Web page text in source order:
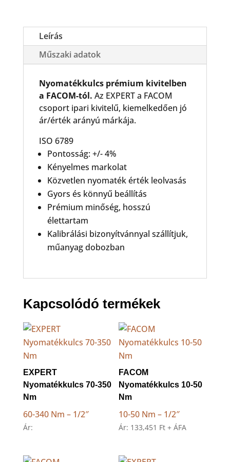
Leírás
Műszaki adatok
Nyomatékkulcs prémium kivitelben
a FACOM-tól. Az EXPERT a FACOM
csoport ipari kivitelű, kiemelkedően jó
ár/érték arányú márkája.
ISO 6789
Pontosság: +/- 4%
Kényelmes markolat
Közvetlen nyomaték érték leolvasás
Gyors és könnyű beállítás
Prémium minőség, hosszú
élettartam
Kalibrálási bizonyítvánnyal szállítjuk,
műanyag dobozban
Kapcsolódó termékek
EXPERT
Nyomatékkulcs 70-350
Nm
60-340 Nm – 1/2″
Ár:
FACOM
Nyomatékkulcs 10-50
Nm
10-50 Nm – 1/2″
Ár: 133,451 Ft + ÁFA